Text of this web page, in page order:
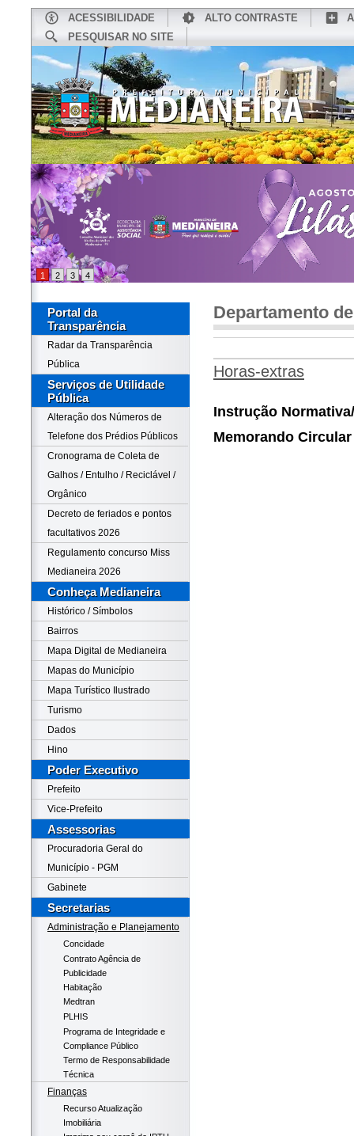
ACESSIBILIDADE ALTO CONTRASTE
PESQUISAR NO SITE
CONHEÇA MEDIANEIRA
1 2 3 4
Portal da
Transparência
Radar da Transparência
Pública
Serviços de Utilidade
Pública
Alteração dos Números de
Telefone dos Prédios Públicos
Cronograma de Coleta de
Galhos / Entulho / Reciclável /
Orgânico
Decreto de feriados e pontos
facultativos 2026
Regulamento concurso Miss
Medianeira 2026
Conheça Medianeira
Histórico / Símbolos
Bairros
Mapa Digital de Medianeira
Mapas do Município
Mapa Turístico Ilustrado
Turismo
Dados
Hino
Poder Executivo
Prefeito
Vice-Prefeito
Assessorias
Procuradoria Geral do
Município - PGM
Gabinete
Secretarias
Administração e Planejamento
Concidade
Contrato Agência de
Publicidade
Habitação
Medtran
PLHIS
Programa de Integridade e
Compliance Público
Termo de Responsabilidade
Técnica
Finanças
Recurso Atualização
Imobiliária
Departamento
Horas-extras
Instrução
Memorando Circular